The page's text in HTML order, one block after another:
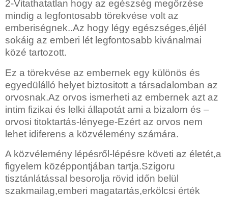
2-Vitathatatlan hogy az egészség megőrzése
mindig a legfontosabb törekvése volt az
emberiségnek..Az hogy légy egészséges,éljél
sokáig az emberi lét legfontosabb kivánalmai
közé tartozott.
Ez a törekvése az embernek egy különös és
egyedülálló helyet biztositott a társadalomban az
orvosnak.Az orvos ismerheti az embernek azt az
intim fizikai és lelki állapotát ami a bizalom és –
orvosi titoktartás-lényege-Ezért az orvos nem
lehet idiferens a közvélemény számára.
A közvélemény lépésről-lépésre követi az életét,a
figyelem középpontjában tartja.Szigoru
tisztánlátással besorolja rövid időn belül
szakmailag,emberi magatartás,erkölcsi érték